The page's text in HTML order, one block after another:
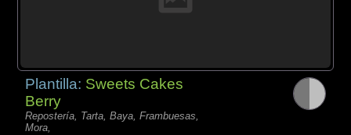
Plantilla: Sweets Cakes
Berry
Repostería, Tarta, Baya, Frambuesas,
Mora,